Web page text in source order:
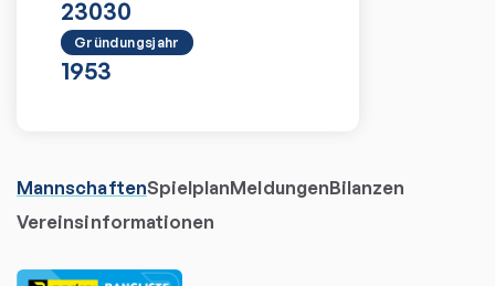
23030
Gründungsjahr
1953
MannschaftenSpielplanMeldungenBilanzen
Vereinsinformationen